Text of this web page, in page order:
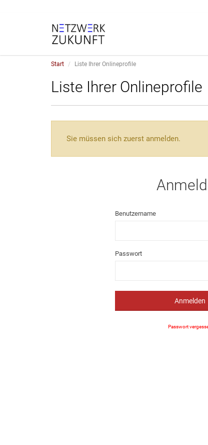
Start Liste Ihrer Onlineprofile
Liste Ihrer Onlineprofile
Sie müssen sich zuerst anmelden.
Benutzername
Passwort
Anmelden
Passwort